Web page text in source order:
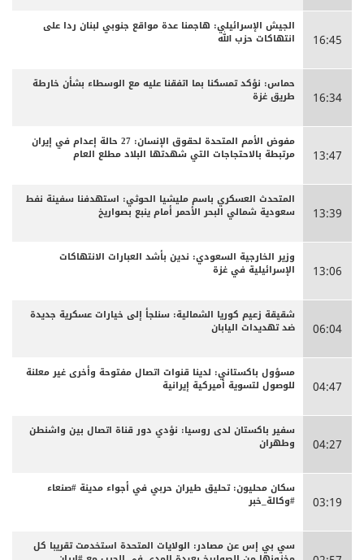
16:45
الجيش الإسرائيلي: هاجمنا عدة مواقع جنوبي لبنان ردا على
انتهاكات حزب الله
16:34
حماس: نؤكد تمسكنا بما اتفقنا عليه مع الوسطاء بشأن خارطة
طريق غزة
13:47
مفوض الأمم المتحدة لحقوق الإنسان: 27 حالة إعدام في إيران
مرتبطة بالاحتجاجات التي شهدتها البلاد مطلع العام
13:39
المتحدث العسكري باسم مليشيا الحوثي: استهدفنا سفينة نفط
سعودية شمالي البحر الأحمر أمام ينبع بصواريخ
13:06
وزير الخارجية السعودي: ندين بأشد العبارات الانتهاكات
الإسرائيلية في غزة
06:04
شقيقة زعيم كوريا الشمالية: سنلجأ إلى خيارات عسكرية جديدة
ضد تهديدات اليابان
04:47
مسؤول باكستاني: لدينا قنوات اتصال مفتوحة وأخرى غير معلنة
للوصول لتسوية أميركية إيرانية
04:27
سفير باكستان لدى روسيا: نؤدي دور قناة اتصال بين واشنطن
وطهران
03:19
سكان محليون: تحليق طيران حربي في أجواء مدينة #صنعاء
#وكالة_خبر
سي بي إس عن مصادر: الولايات المتحدة استخدمت تقريبا كل